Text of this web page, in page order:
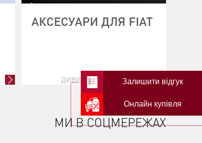
АКСЕСУАРИ ДЛЯ FIAT
ДИВИТИСЬ ВСІ АКСЕСУАРИ
МИ В СОЦМЕРЕЖАХ
Залишити відгук
Онлайн купівля